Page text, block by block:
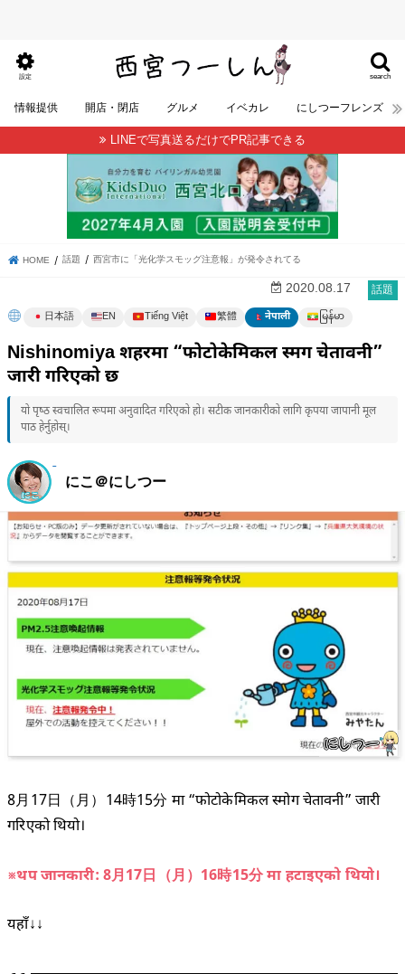
search
設定
情報提供 開店・閉店 グルメ イベカレ にしつーフレンズ
LINEで写真送るだけでPR記事できる
HOME 話題 西宮市に「光化学スモッグ注意報」が発令されてる
話題
2020.08.17
日本語 EN Tiếng Việt 繁體 नेपाली မြန်မာ
Nishinomiya शहरमा “फोटोकेमिकल स्मग चेतावनी”
जारी गरिएको छ
यो पृष्ठ स्वचालित रूपमा अनुवादित गरिएको हो। सटीक जानकारीको लागि कृपया जापानी मूल
पाठ हेर्नुहोस्।
にこ＠にしつー
8月17日（月）14時15分 मा “फोटोकेमिकल स्मोग चेतावनी” जारी
गरिएको थियो।
※थप जानकारी: 8月17日（月）16時15分 मा हटाइएको थियो।
यहाँ↓↓